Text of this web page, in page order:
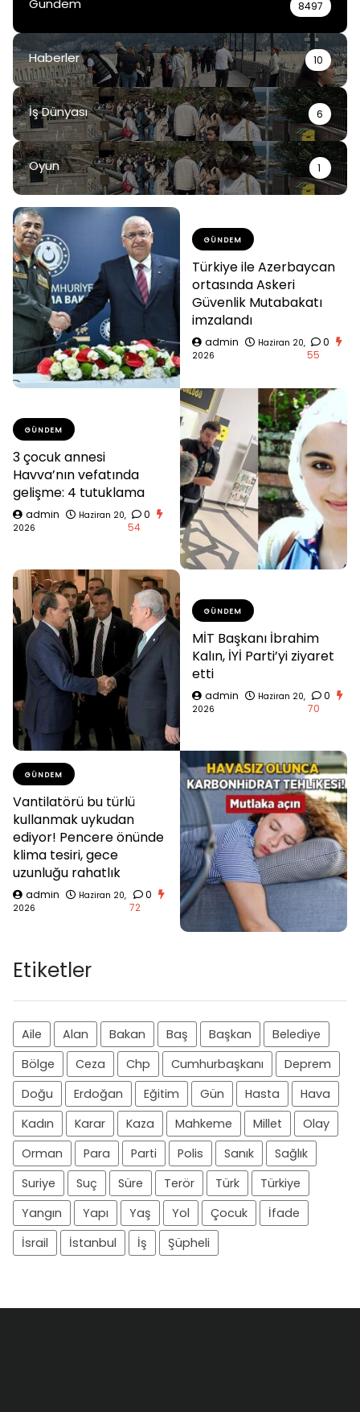
Gündem 8497
Haberler 10
İş Dünyası 6
Oyun 1
GÜNDEM
Türkiye ile Azerbaycan
ortasında Askeri
Güvenlik Mutabakatı
imzalandı
admin
Haziran 20,
2026
0
55
GÜNDEM
3 çocuk annesi
Havva’nın vefatında
gelişme: 4 tutuklama
admin
Haziran 20,
2026
0
54
GÜNDEM
MİT Başkanı İbrahim
Kalın, İYİ Parti’yi ziyaret
etti
admin
Haziran 20,
2026
0
70
GÜNDEM
Vantilatörü bu türlü
kullanmak uykudan
ediyor! Pencere önünde
klima tesiri, gece
uzunluğu rahatlık
admin
Haziran 20,
2026
0
72
Etiketler
Aile Alan Bakan Baş Başkan
Belediye
Bölge
Ceza Chp Cumhurbaşkanı
Deprem
Doğu
Erdoğan Eğitim Gün Hasta
Hava
Kadın
Karar Kaza Mahkeme Millet
Olay
Orman
Para Parti Polis Sanık
Sağlık
Suriye
Suç Süre Terör Türk
Türkiye
Yangın
Yapı Yaş Yol Çocuk
İfade
İsrail
İstanbul İş Şüpheli